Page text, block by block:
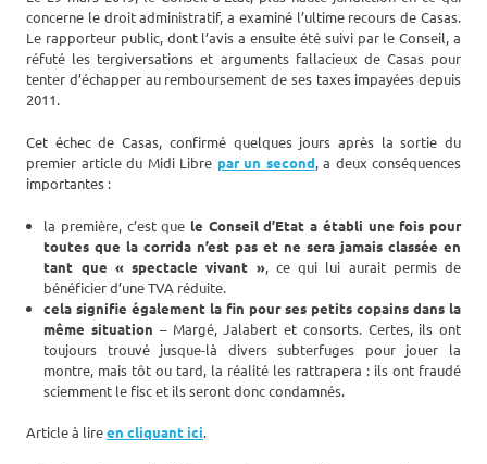
concerne le droit administratif, a examiné l’ultime recours de Casas.
Le rapporteur public, dont l’avis a ensuite été suivi par le Conseil, a
réfuté les tergiversations et arguments fallacieux de Casas pour
tenter d’échapper au remboursement de ses taxes impayées depuis
2011.
Cet échec de Casas, confirmé quelques jours après la sortie du
premier article du Midi Libre par un second, a deux conséquences
importantes :
la première, c’est que le Conseil d’Etat a établi une fois pour
toutes que la corrida n’est pas et ne sera jamais classée en
tant que « spectacle vivant », ce qui lui aurait permis de
bénéficier d’une TVA réduite.
cela signifie également la fin pour ses petits copains dans la
même situation – Margé, Jalabert et consorts. Certes, ils ont
toujours trouvé jusque-là divers subterfuges pour jouer la
montre, mais tôt ou tard, la réalité les rattrapera : ils ont fraudé
sciemment le fisc et ils seront donc condamnés.
Article à lireen cliquant ici.